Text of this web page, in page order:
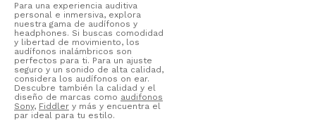
Para una experiencia auditiva
personal e inmersiva, explora
nuestra gama de audífonos y
headphones. Si buscas comodidad
y libertad de movimiento, los
audífonos inalámbricos son
perfectos para ti. Para un ajuste
seguro y un sonido de alta calidad,
considera los audífonos on ear.
Descubre también la calidad y el
diseño de marcas como audifonos
Sony, Fiddler y más y encuentra el
par ideal para tu estilo.